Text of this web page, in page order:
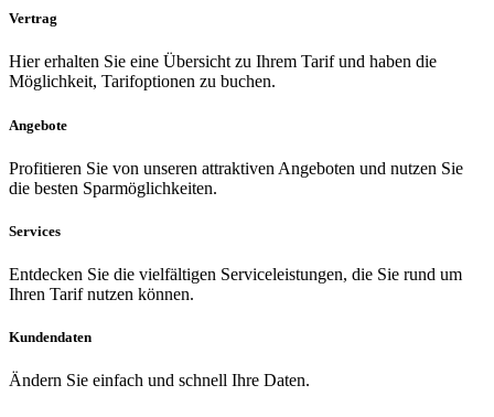
Vertrag
Hier erhalten Sie eine Übersicht zu Ihrem Tarif und haben die
Möglichkeit, Tarifoptionen zu buchen.
Angebote
Profitieren Sie von unseren attraktiven Angeboten und nutzen Sie
die besten Sparmöglichkeiten.
Services
Entdecken Sie die vielfältigen Serviceleistungen, die Sie rund um
Ihren Tarif nutzen können.
Kundendaten
Ändern Sie einfach und schnell Ihre Daten.